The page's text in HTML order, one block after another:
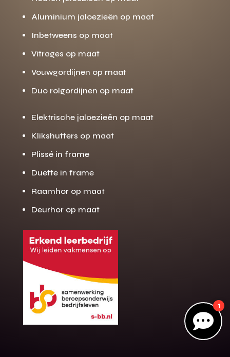
Gratis offerte
10 jaar garantie op de montage
Gratis inmeting (voorwaarden)
Volledig ontzorgd
Wij werken landelijk
100+ stoffen
Gratis offerte
Direct bellen
Aluminium jaloezieën op maat
Inbetweens op maat
Vitrages op maat
Vouwgordijnen op maat
Duo rolgordijnen op maat
Elektrische jaloezieën op maat
Klikshutters op maat
Plissé in frame
Duette in frame
Raamhor op maat
Deurhor op maat

1